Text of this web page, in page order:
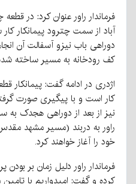
فرماندار راور عنوان کرد: در
آباد از سمت چترود پیمانکار
دوراهی باب نیزو آسفالت آن
کف رودخانه به مسیر ساخته
اژدری در ادامه گفت: پیمانکار
کار است و با پیگیری صورت
نیز از بعد از دوراهی هجدک
راور به دربند (مسیر مشهد
خود را آغاز خواهند کرد.
فرماندار راور دلیل زمان بر بودن